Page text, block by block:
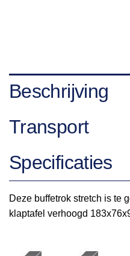
Beschrijving
Transport
Specificaties
Deze buffetrok stretch is te
klaptafel verhoogd